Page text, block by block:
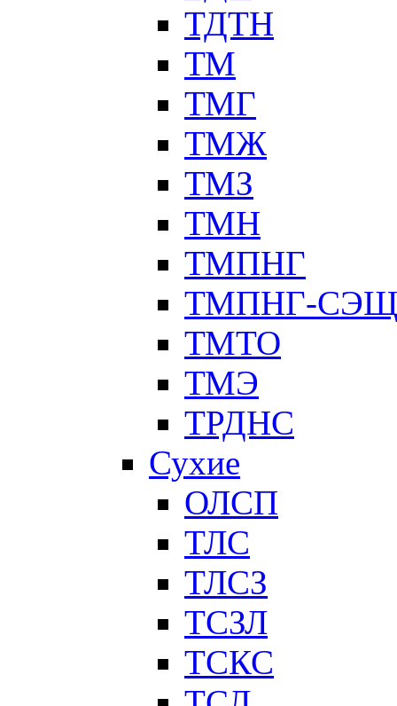
ТДТН
ТМ
ТМГ
ТМЖ
ТМЗ
ТМН
ТМПНГ
ТМПНГ-СЭЩ
ТМТО
ТМЭ
ТРДНС
Сухие
ОЛСП
ТЛС
ТЛСЗ
ТСЗЛ
ТСКС